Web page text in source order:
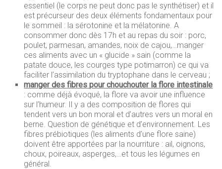
essentiel (le corps ne peut donc pas le synthétiser) et il
est précurseur des deux éléments fondamentaux pour
le sommeil : la sérotonine et la mélatonine. A
consommer donc dès 17h et au repas du soir : porc,
poulet, parmesan, amandes, noix de cajou,…manger
ces aliments avec un « glucide » sain (comme la
patate douce, les courges type potimarron) ce qui va
faciliter l’assimilation du tryptophane dans le cerveau ;
manger des fibres pour chouchouter la flore intestinale
: comme déjà évoqué, la flore va avoir une influence
sur l’humeur. Il y a des composition de flores qui
tendent vers un bon moral et d’autres vers un moral en
berne. Question de génétique et d’environnement. Les
fibres prébiotiques (les aliments d’une flore saine)
doivent être apportées par la nourriture : ail, oignons,
choux, poireaux, asperges,…et tous les légumes en
général.